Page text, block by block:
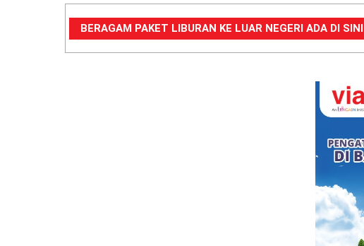
BERAGAM PAKET LIBURAN KE LUAR NEGERI ADA DI SINI